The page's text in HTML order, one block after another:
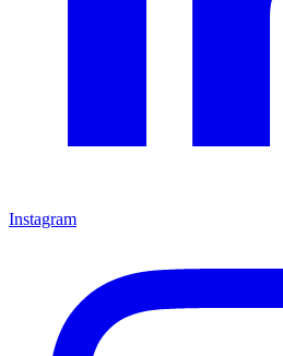
Instagram